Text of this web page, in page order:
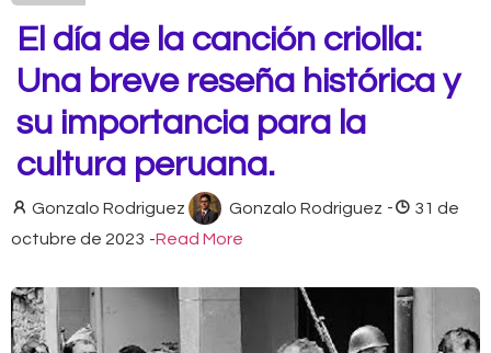
El día de la canción criolla:
Una breve reseña histórica y
su importancia para la
cultura peruana.
Gonzalo Rodriguez Gonzalo Rodriguez -
31 de
octubre de 2023 -Read More